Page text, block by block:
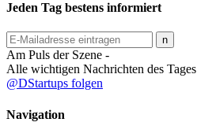
Jeden Tag bestens informiert
Am Puls der Szene -
Alle wichtigen Nachrichten des Tages
@DStartups folgen
Navigation